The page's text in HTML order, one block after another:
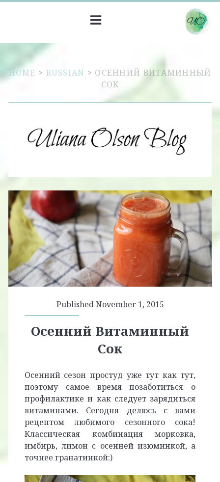
HOME > RUSSIAN > ОСЕННИЙ ВИТАМИННЫЙ
СОК
Published November 1, 2015
Осенний Витаминный
Сок
Осенний сезон простуд уже тут как тут,
поэтому самое время позаботиться о
профилактике и как следует зарядиться
витаминами. Сегодня делюсь с вами
рецептом любимого сезонного сока!
Классическая комбинация морковка,
имбирь, лимон с осенней изюминкой, а
точнее гранатинкой:)